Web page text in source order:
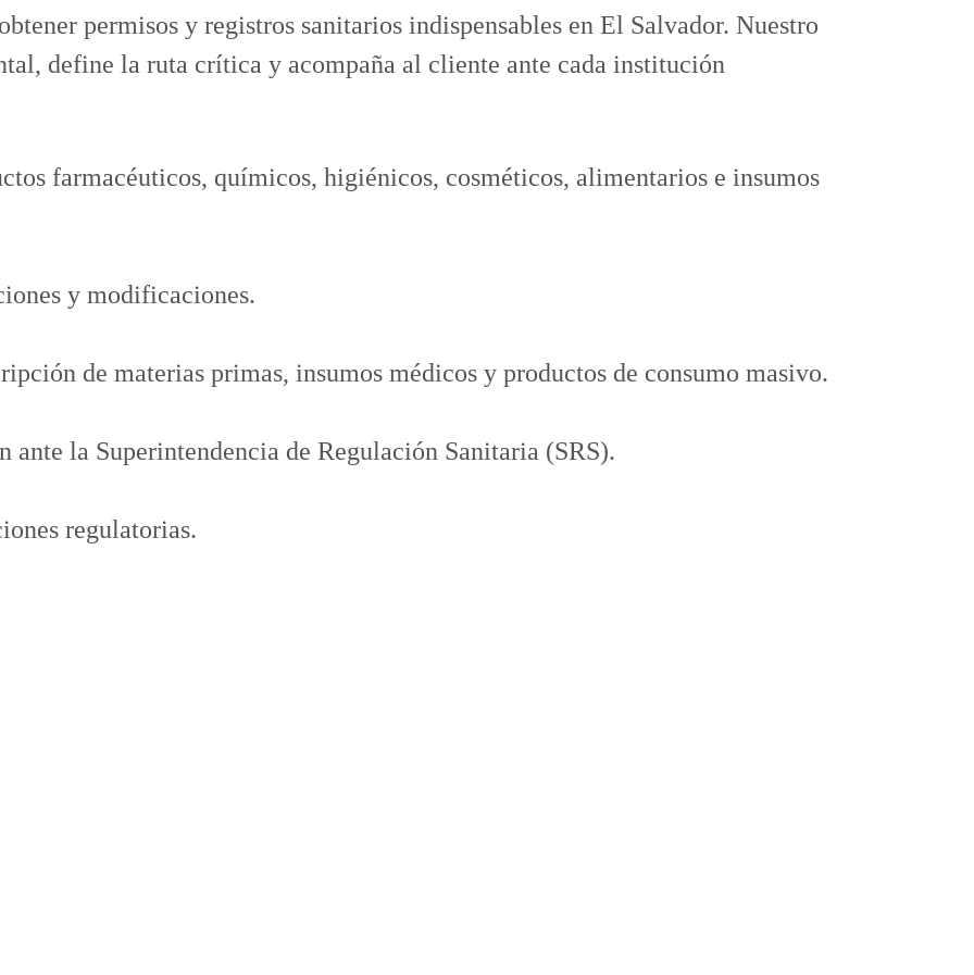
permisos y registros sanitarios indispensables en El Salvador. Nuestro
define la ruta crítica y acompaña al cliente ante cada institución
farmacéuticos, químicos, higiénicos, cosméticos, alimentarios e insumos
y modificaciones.
de materias primas, insumos médicos y productos de consumo masivo.
la Superintendencia de Regulación Sanitaria (SRS).
regulatorias.